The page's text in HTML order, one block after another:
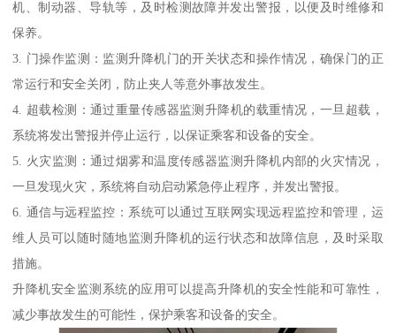
机、制动器、导轨等，及时检测故障并发出警报，以便及时维修和
保养。
3. 门操作监测：监测升降机门的开关状态和操作情况，确保门的正
常运行和安全关闭，防止夹人等意外事故发生。
4. 超载检测：通过重量传感器监测升降机的载重情况，一旦超载，
系统将发出警报并停止运行，以保证乘客和设备的安全。
5. 火灾监测：通过烟雾和温度传感器监测升降机内部的火灾情况，
一旦发现火灾，系统将自动启动紧急停止程序，并发出警报。
6. 通信与远程监控：系统可以通过互联网实现远程监控和管理，运
维人员可以随时随地监测升降机的运行状态和故障信息，及时采取
措施。
升降机安全监测系统的应用可以提高升降机的安全性能和可靠性，
减少事故发生的可能性，保护乘客和设备的安全。